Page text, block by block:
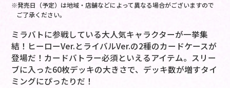
※発売日（予定）は地域・店舗などによって異なる場合がございますので
ご了承ください。
ミラバトに参戦している大人気キャラクターが一挙集
結！ヒーローVer.とライバルVer.の2種のカードケースが
登場だ！カードバトラー必須といえるアイテム。スリー
ブに入った60枚デッキの大きさで、デッキ数が増すタイ
ミングにぴったりだ！